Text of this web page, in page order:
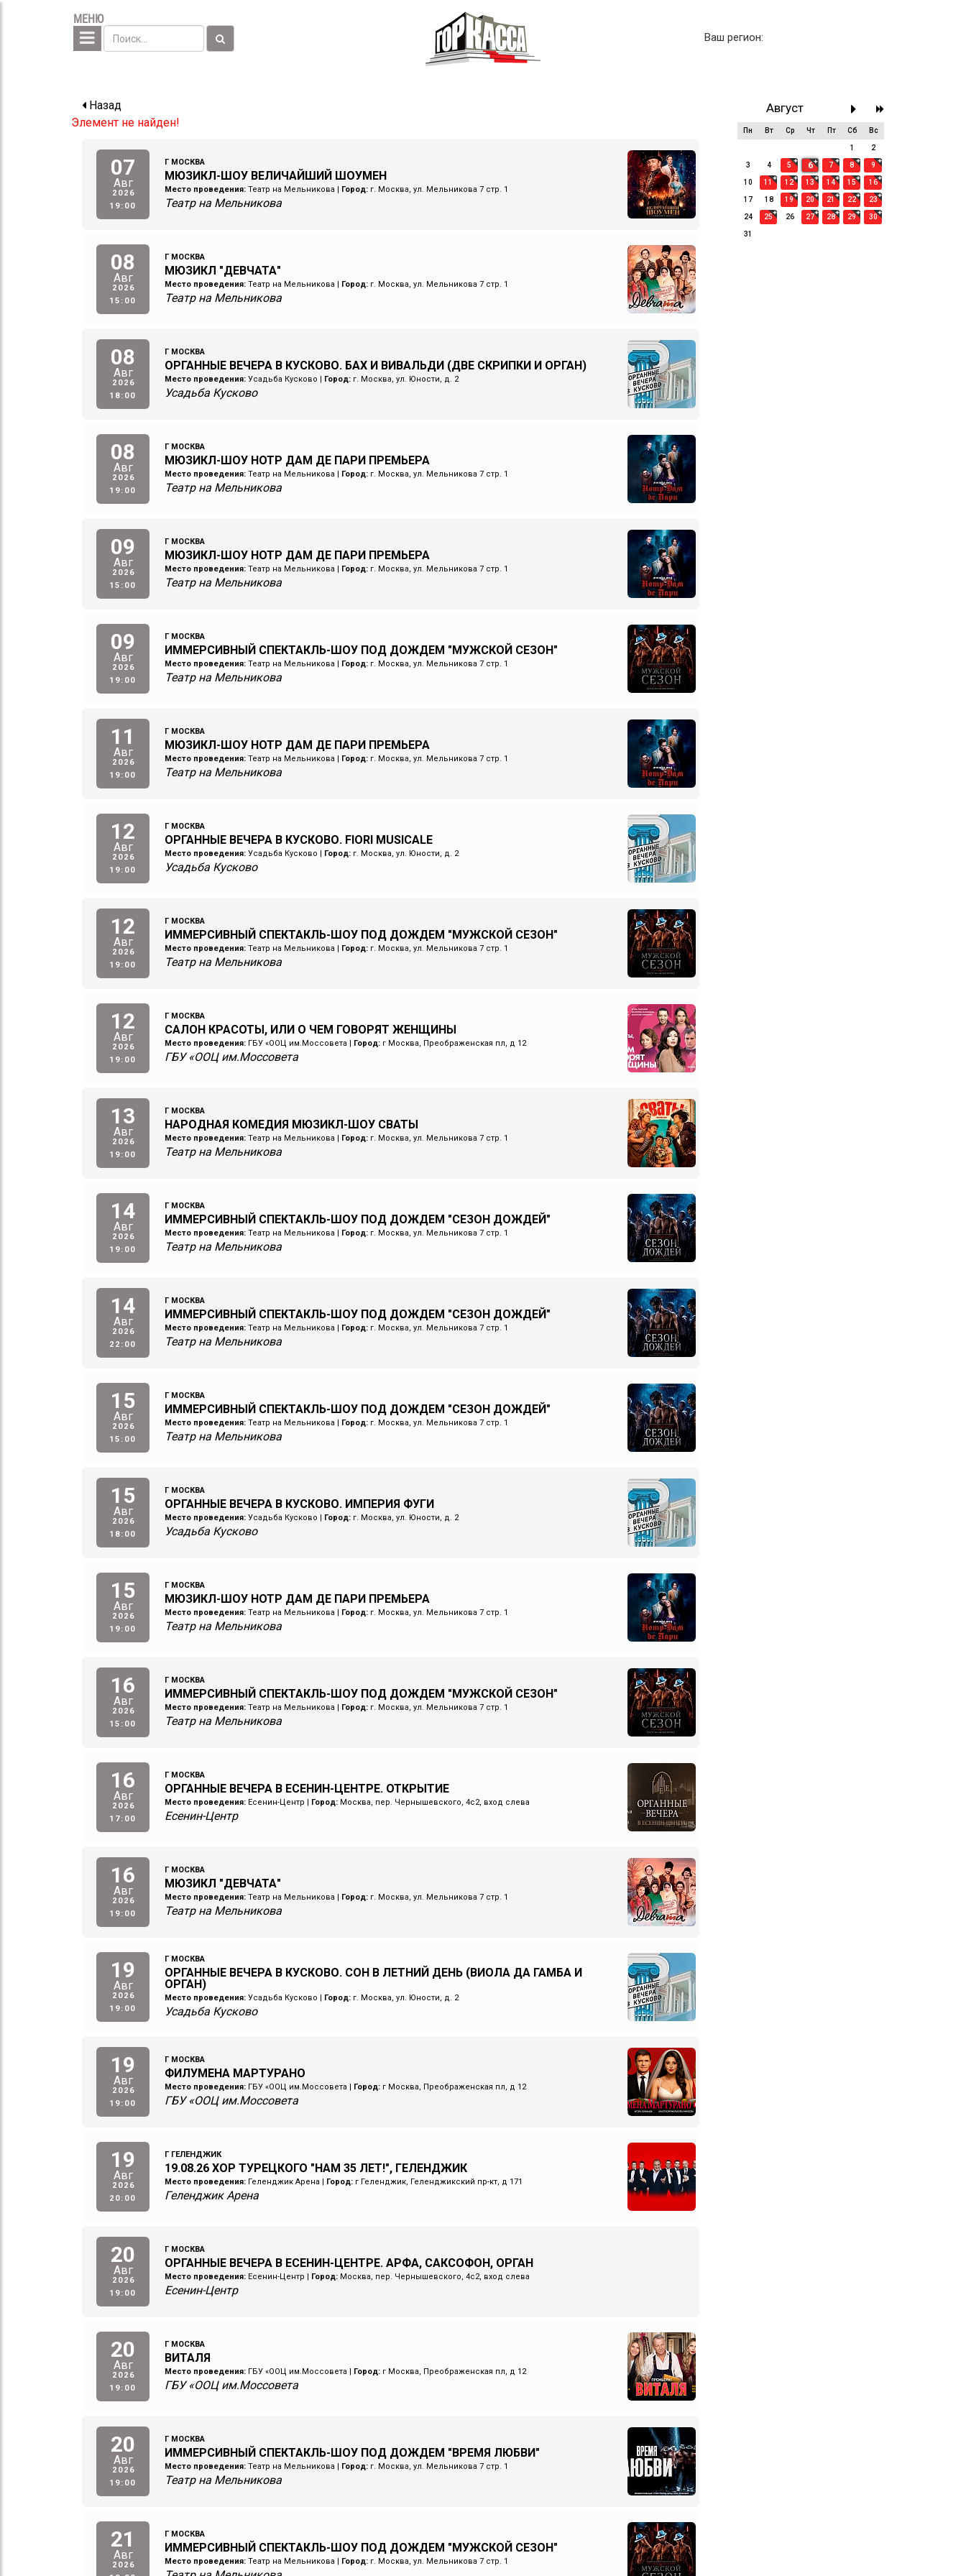
МЕНЮ
Ваш регион:
Август
Пн Вт Ср Чт Пт Сб Вс
1 2
3 4 5 6 7 8 9
10 11 12 13 14 15 16
17 18 19 20 21 22 23
24 25 26 27 28 29 30
31
Назад
Элемент не найден!
07
Авг
2026
19:00
Г МОСКВА
МЮЗИКЛ-ШОУ ВЕЛИЧАЙШИЙ ШОУМЕН
Место проведения:Театр на Мельникова | Город:г. Москва, ул. Мельникова 7 стр. 1
Театр на Мельникова
08
Авг
2026
15:00
Г МОСКВА
МЮЗИКЛ "ДЕВЧАТА"
Место проведения:Театр на Мельникова | Город:г. Москва, ул. Мельникова 7 стр. 1
Театр на Мельникова
08
Авг
2026
18:00
Г МОСКВА
ОРГАННЫЕ ВЕЧЕРА В КУСКОВО. БАХ И ВИВАЛЬДИ (ДВЕ СКРИПКИ И ОРГАН)
Место проведения:Усадьба Кусково | Город:г. Москва, ул. Юности, д. 2
Усадьба Кусково
08
Авг
2026
19:00
Г МОСКВА
МЮЗИКЛ-ШОУ НОТР ДАМ ДЕ ПАРИ ПРЕМЬЕРА
Место проведения:Театр на Мельникова | Город:г. Москва, ул. Мельникова 7 стр. 1
Театр на Мельникова
09
Авг
2026
15:00
Г МОСКВА
МЮЗИКЛ-ШОУ НОТР ДАМ ДЕ ПАРИ ПРЕМЬЕРА
Место проведения:Театр на Мельникова | Город:г. Москва, ул. Мельникова 7 стр. 1
Театр на Мельникова
09
Авг
2026
19:00
Г МОСКВА
ИММЕРСИВНЫЙ СПЕКТАКЛЬ-ШОУ ПОД ДОЖДЕМ "МУЖСКОЙ СЕЗОН"
Место проведения:Театр на Мельникова | Город:г. Москва, ул. Мельникова 7 стр. 1
Театр на Мельникова
11
Авг
2026
19:00
Г МОСКВА
МЮЗИКЛ-ШОУ НОТР ДАМ ДЕ ПАРИ ПРЕМЬЕРА
Место проведения:Театр на Мельникова | Город:г. Москва, ул. Мельникова 7 стр. 1
Театр на Мельникова
12
Авг
2026
19:00
Г МОСКВА
ОРГАННЫЕ ВЕЧЕРА В КУСКОВО. FIORI MUSICALE
Место проведения:Усадьба Кусково | Город:г. Москва, ул. Юности, д. 2
Усадьба Кусково
12
Авг
2026
19:00
Г МОСКВА
ИММЕРСИВНЫЙ СПЕКТАКЛЬ-ШОУ ПОД ДОЖДЕМ "МУЖСКОЙ СЕЗОН"
Место проведения:Театр на Мельникова | Город:г. Москва, ул. Мельникова 7 стр. 1
Театр на Мельникова
12
Авг
2026
19:00
Г МОСКВА
САЛОН КРАСОТЫ, ИЛИ О ЧЕМ ГОВОРЯТ ЖЕНЩИНЫ
Место проведения:ГБУ «ООЦ им.Моссовета | Город:г Москва, Преображенская пл, д 12
ГБУ «ООЦ им.Моссовета
13
Авг
2026
19:00
Г МОСКВА
НАРОДНАЯ КОМЕДИЯ МЮЗИКЛ-ШОУ СВАТЫ
Место проведения:Театр на Мельникова | Город:г. Москва, ул. Мельникова 7 стр. 1
Театр на Мельникова
14
Авг
2026
19:00
Г МОСКВА
ИММЕРСИВНЫЙ СПЕКТАКЛЬ-ШОУ ПОД ДОЖДЕМ "СЕЗОН ДОЖДЕЙ"
Место проведения:Театр на Мельникова | Город:г. Москва, ул. Мельникова 7 стр. 1
Театр на Мельникова
14
Авг
2026
22:00
Г МОСКВА
ИММЕРСИВНЫЙ СПЕКТАКЛЬ-ШОУ ПОД ДОЖДЕМ "СЕЗОН ДОЖДЕЙ"
Место проведения:Театр на Мельникова | Город:г. Москва, ул. Мельникова 7 стр. 1
Театр на Мельникова
15
Авг
2026
15:00
Г МОСКВА
ИММЕРСИВНЫЙ СПЕКТАКЛЬ-ШОУ ПОД ДОЖДЕМ "СЕЗОН ДОЖДЕЙ"
Место проведения:Театр на Мельникова | Город:г. Москва, ул. Мельникова 7 стр. 1
Театр на Мельникова
15
Авг
2026
18:00
Г МОСКВА
ОРГАННЫЕ ВЕЧЕРА В КУСКОВО. ИМПЕРИЯ ФУГИ
Место проведения:Усадьба Кусково | Город:г. Москва, ул. Юности, д. 2
Усадьба Кусково
15
Авг
2026
19:00
Г МОСКВА
МЮЗИКЛ-ШОУ НОТР ДАМ ДЕ ПАРИ ПРЕМЬЕРА
Место проведения:Театр на Мельникова | Город:г. Москва, ул. Мельникова 7 стр. 1
Театр на Мельникова
16
Авг
2026
15:00
Г МОСКВА
ИММЕРСИВНЫЙ СПЕКТАКЛЬ-ШОУ ПОД ДОЖДЕМ "МУЖСКОЙ СЕЗОН"
Место проведения:Театр на Мельникова | Город:г. Москва, ул. Мельникова 7 стр. 1
Театр на Мельникова
16
Авг
2026
17:00
Г МОСКВА
ОРГАННЫЕ ВЕЧЕРА В ЕСЕНИН-ЦЕНТРЕ. ОТКРЫТИЕ
Место проведения:Есенин-Центр | Город:Москва, пер. Чернышевского, 4с2, вход слева
Есенин-Центр
16
Авг
2026
19:00
Г МОСКВА
МЮЗИКЛ "ДЕВЧАТА"
Место проведения:Театр на Мельникова | Город:г. Москва, ул. Мельникова 7 стр. 1
Театр на Мельникова
19
Авг
2026
19:00
Г МОСКВА
ОРГАННЫЕ ВЕЧЕРА В КУСКОВО. СОН В ЛЕТНИЙ ДЕНЬ (ВИОЛА ДА ГАМБА И
ОРГАН)
Место проведения:Усадьба Кусково | Город:г. Москва, ул. Юности, д. 2
Усадьба Кусково
19
Авг
2026
19:00
Г МОСКВА
ФИЛУМЕНА МАРТУРАНО
Место проведения:ГБУ «ООЦ им.Моссовета | Город:г Москва, Преображенская пл, д 12
ГБУ «ООЦ им.Моссовета
19
Авг
2026
20:00
Г ГЕЛЕНДЖИК
19.08.26 ХОР ТУРЕЦКОГО "НАМ 35 ЛЕТ!", ГЕЛЕНДЖИК
Место проведения:Геленджик Арена | Город:г Геленджик, Геленджикский пр-кт, д 171
Геленджик Арена
20
Авг
2026
19:00
Г МОСКВА
ОРГАННЫЕ ВЕЧЕРА В ЕСЕНИН-ЦЕНТРЕ. АРФА, САКСОФОН, ОРГАН
Место проведения:Есенин-Центр | Город:Москва, пер. Чернышевского, 4с2, вход слева
Есенин-Центр
20
Авг
2026
19:00
Г МОСКВА
ВИТАЛЯ
Место проведения:ГБУ «ООЦ им.Моссовета | Город:г Москва, Преображенская пл, д 12
ГБУ «ООЦ им.Моссовета
20
Авг
2026
19:00
Г МОСКВА
ИММЕРСИВНЫЙ СПЕКТАКЛЬ-ШОУ ПОД ДОЖДЕМ "ВРЕМЯ ЛЮБВИ"
Место проведения:Театр на Мельникова | Город:г. Москва, ул. Мельникова 7 стр. 1
Театр на Мельникова
21
Авг
2026
Г МОСКВА
ИММЕРСИВНЫЙ СПЕКТАКЛЬ-ШОУ ПОД ДОЖДЕМ "МУЖСКОЙ СЕЗОН"
Место проведения:Театр на Мельникова | Город:г. Москва, ул. Мельникова 7 стр. 1